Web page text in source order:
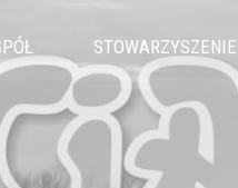
STOWARZYSZENIE